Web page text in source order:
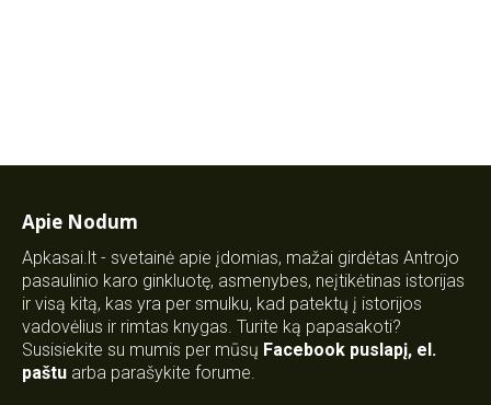
Apie Nodum
Apkasai.lt - svetainė apie įdomias, mažai girdėtas Antrojo
pasaulinio karo ginkluotę, asmenybes, neįtikėtinas istorijas
ir visą kitą, kas yra per smulku, kad patektų į istorijos
vadovėlius ir rimtas knygas. Turite ką papasakoti?
Susisiekite su mumis per mūsų Facebook puslapį, el.
paštu arba parašykite forume.